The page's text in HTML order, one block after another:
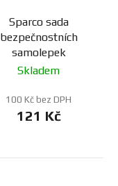
Sparco sada
bezpečnostních
samolepek
Skladem
100 Kč bez DPH
121 Kč